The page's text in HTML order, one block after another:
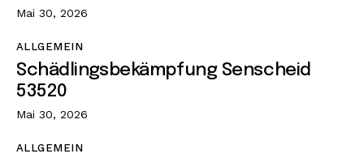
Mai 30, 2026
ALLGEMEIN
Schädlingsbekämpfung Senscheid
53520
Mai 30, 2026
ALLGEMEIN